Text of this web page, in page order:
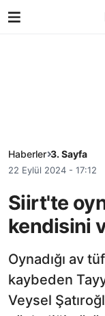
Haberler 3. Sayfa
22 Eylül 2024 - 17:12
Siirt'te
kendisini
Oynadığı av
kaybeden
Veysel